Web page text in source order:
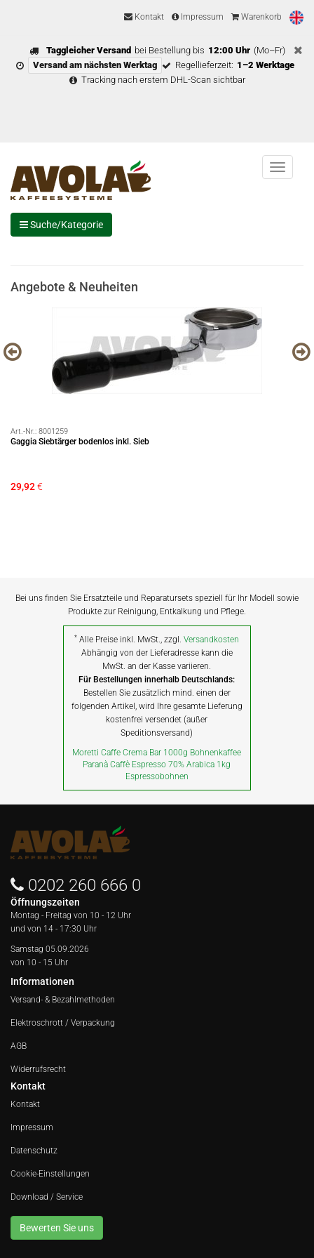
Kontakt Impressum Warenkorb
Taggleicher Versand bei Bestellung bis 12:00 Uhr (Mo–Fr)
Versand am nächsten Werktag
Regellieferzeit: 1–2 Werktage
Tracking nach erstem DHL-Scan sichtbar
Menu
Suche/Kategorie
Angebote & Neuheiten
Art.-Nr.: 8001259
Gaggia Siebtärger bodenlos inkl. Sieb
29,92€
Bei uns finden Sie Ersatzteile und Reparatursets speziell für Ihr Modell sowie
Produkte zur Reinigung, Entkalkung und Pflege.
* Alle Preise inkl. MwSt., zzgl.Versandkosten
Abhängig von der Lieferadresse kann die
MwSt. an der Kasse variieren.
Für Bestellungen innerhalb Deutschlands:
Bestellen Sie zusätzlich mind. einen der
folgenden Artikel, wird Ihre gesamte Lieferung
kostenfrei versendet (außer
Speditionsversand)
Moretti Caffe Crema Bar 1000g Bohnenkaffee
Paranà Caffè Espresso 70% Arabica 1kg
Espressobohnen
0202 260 666 0
Öffnungszeiten
Montag - Freitag von 10 - 12 Uhr
und von 14 - 17:30 Uhr
Samstag 05.09.2026
von 10 - 15 Uhr
Informationen
Versand- & Bezahlmethoden
Elektroschrott / Verpackung
AGB
Widerrufsrecht
Kontakt
Kontakt
Impressum
Datenschutz
Cookie-Einstellungen
Download / Service
Bewerten Sie uns